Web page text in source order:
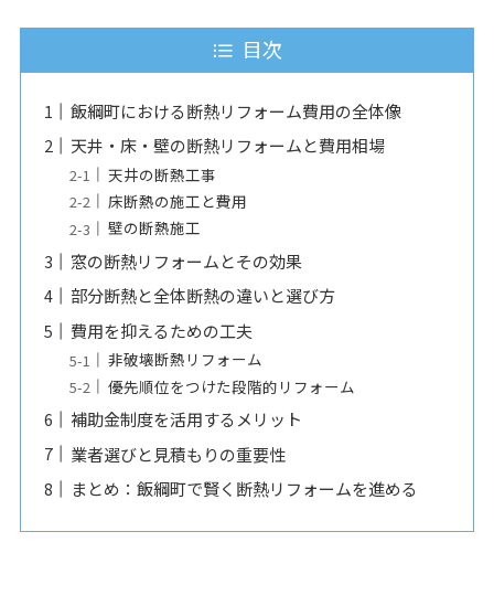
目次
飯綱町における断熱リフォーム費用の全体像
天井・床・壁の断熱リフォームと費用相場
天井の断熱工事
床断熱の施工と費用
壁の断熱施工
窓の断熱リフォームとその効果
部分断熱と全体断熱の違いと選び方
費用を抑えるための工夫
非破壊断熱リフォーム
優先順位をつけた段階的リフォーム
補助金制度を活用するメリット
業者選びと見積もりの重要性
まとめ：飯綱町で賢く断熱リフォームを進める